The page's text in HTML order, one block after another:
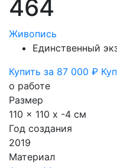
464
Живопись
Единственный
Купить за 87 000 ₽
о работе
Размер
110 x 110 x -4 см
Год создания
2019
Материал